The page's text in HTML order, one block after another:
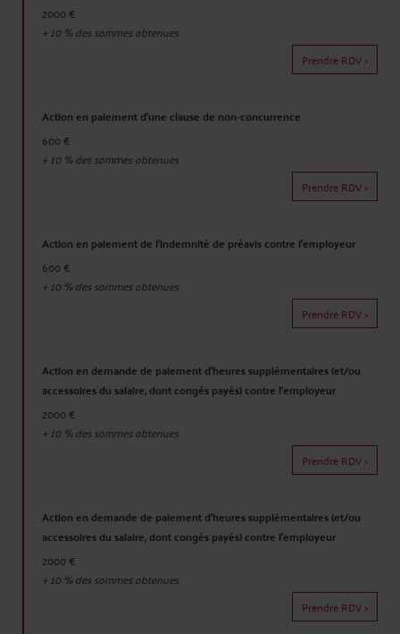
2000 €
+10% des sommes obtenues
Prendre RDV >
Action en paiement d'une clause de non-concurrence
600 €
+10% des sommes obtenues
Prendre RDV >
Action en paiement de l'indemnité de préavis contre l'employeur
600 €
+10% des sommes obtenues
Prendre RDV >
Action en demande de paiement d'heures supplémentaires (et/ou
accessoires du salaire, dont congés payés) contre l'employeur
2000 €
+10% des sommes obtenues
Prendre RDV >
Action en demande de paiement d'heures supplémentaires (et/ou
accessoires du salaire, dont congés payés) contre l'employeur
2000 €
+10% des sommes obtenues
Prendre RDV >